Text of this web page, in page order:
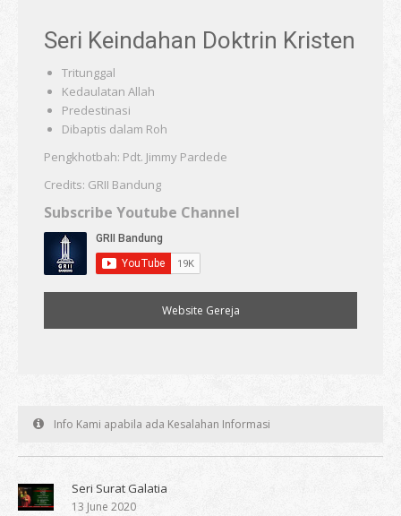
Seri Keindahan Doktrin Kristen
Tritunggal
Kedaulatan Allah
Predestinasi
Dibaptis dalam Roh
Pengkhotbah: Pdt. Jimmy Pardede
Credits: GRII Bandung
Subscribe Youtube Channel
Website Gereja
Info Kami apabila ada Kesalahan Informasi
Seri Surat Galatia
13 June 2020